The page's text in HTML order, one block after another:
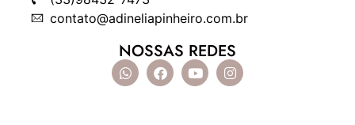
contato@adineliapinheiro.com.br
NOSSAS REDES